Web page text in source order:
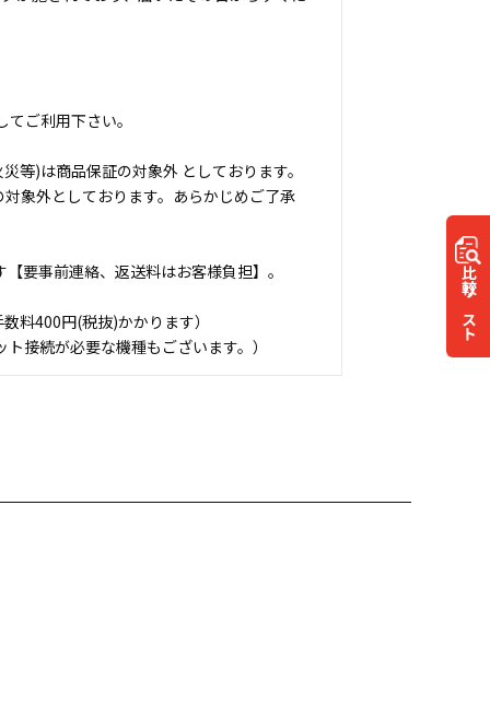
比較
リスト
ご利用下さい。
等)は商品保証の対象外 としております。
象外としております。あらかじめご了承
要事前連絡、返送料はお客様負担】。
料400円(税抜)かかります）
接続が必要な機種もございます。）